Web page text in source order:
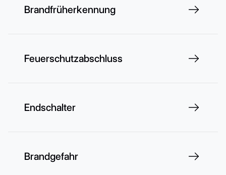
Brandfrüherkennung
Feuerschutzabschluss
Endschalter
Brandgefahr